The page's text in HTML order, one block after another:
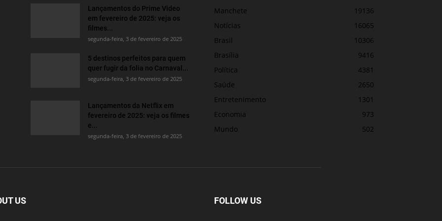
Lançamentos do Prime Video
em fevereiro de 2025: veja os
filmes...
segunda-feira, 3 de fevereiro de 2025
5 destinos perfeitos para quem
quer fugir da folia no Carnaval...
segunda-feira, 3 de fevereiro de 2025
Lançamentos da Netflix em
fevereiro de 2025: veja os filmes
e...
segunda-feira, 3 de fevereiro de 2025
Manchete
19136
Notícias
16065
Brasil
10306
Brasília
9416
Política
4381
Saúde
2650
Entretenimento
1301
Economia
973
Mundo
502
US FOLLOW US